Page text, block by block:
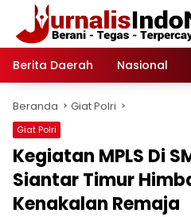
Langsung
konten
Berita Daerah
Nasional
Beranda Giat Polri
Giat Polri
Kegiatan MPLS Di
Siantar Timur
Kenakalan Remaja